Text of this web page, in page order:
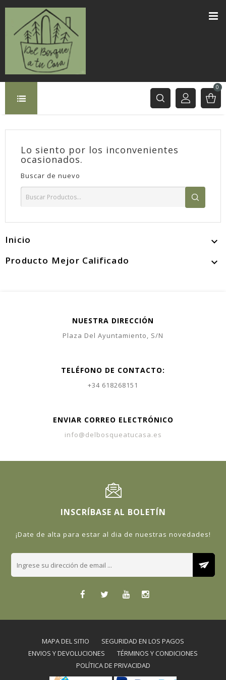
0
Lo siento por los inconvenientes
ocasionados.
Buscar de nuevo
Inicio 
Producto Mejor Calificado 
NUESTRA DIRECCIÓN
Plaza Del Ayuntamiento, S/N
TELÉFONO DE CONTACTO:
+34 618268151
ENVIAR CORREO ELECTRÓNICO
info@delbosqueatucasa.es
INSCRÍBASE AL BOLETÍN
¡Date de alta para estar al dia de nuestras novedades!
MAPA DEL SITIO
SEGURIDAD EN LOS PAGOS
ENVIOS Y DEVOLUCIONES
TÉRMINOS Y CONDICIONES
POLÍTICA DE PRIVACIDAD